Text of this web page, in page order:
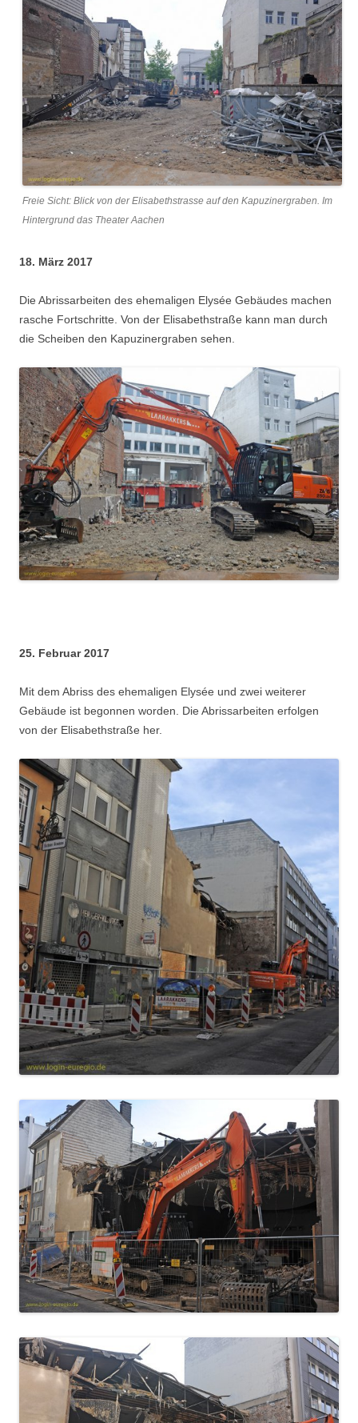
Freie Sicht: Blick von der Elisabethstrasse auf den Kapuzinergraben. Im
Hintergrund das Theater Aachen
18. März 2017
Die Abrissarbeiten des ehemaligen Elysée Gebäudes machen
rasche Fortschritte. Von der Elisabethstraße kann man durch
die Scheiben den Kapuzinergraben sehen.
25. Februar 2017
Mit dem Abriss des ehemaligen Elysée und zwei weiterer
Gebäude ist begonnen worden. Die Abrissarbeiten erfolgen
von der Elisabethstraße her.